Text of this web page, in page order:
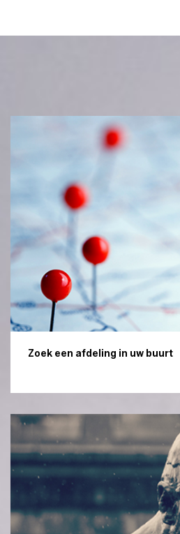
Zoek een afdeling in uw buurt